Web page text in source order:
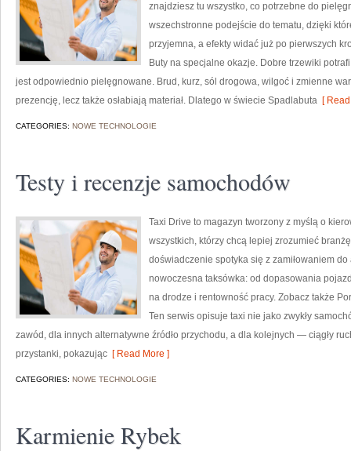
znajdziesz tu wszystko, co potrzebne do
wszechstronne podejście do tematu, dzięki
przyjemna, a efekty widać już po pierwszych
Buty na specjalne okazje. Dobre trzewiki
jest odpowiednio pielęgnowane. Brud, kurz, sól drogowa, wilgoć i zmienne
prezencję, lecz także osłabiają materiał. Dlatego w świecie Spadlabuta [
CATEGORIES: NOWE TECHNOLOGIE
Testy i recenzje samochodów
Taxi Drive to magazyn tworzony z myślą o
wszystkich, którzy chcą lepiej zrozumieć
doświadczenie spotyka się z zamiłowaniem
nowoczesna taksówka: od dopasowania
na drodze i rentowność pracy. Zobacz także
Ten serwis opisuje taxi nie jako zwykły
zawód, dla innych alternatywne źródło przychodu, a dla kolejnych — ciągły
przystanki, pokazując [ Read More ]
CATEGORIES: NOWE TECHNOLOGIE
Karmienie Rybek